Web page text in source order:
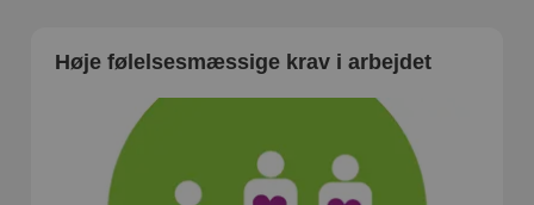
Høje følelsesmæssige krav i arbejdet